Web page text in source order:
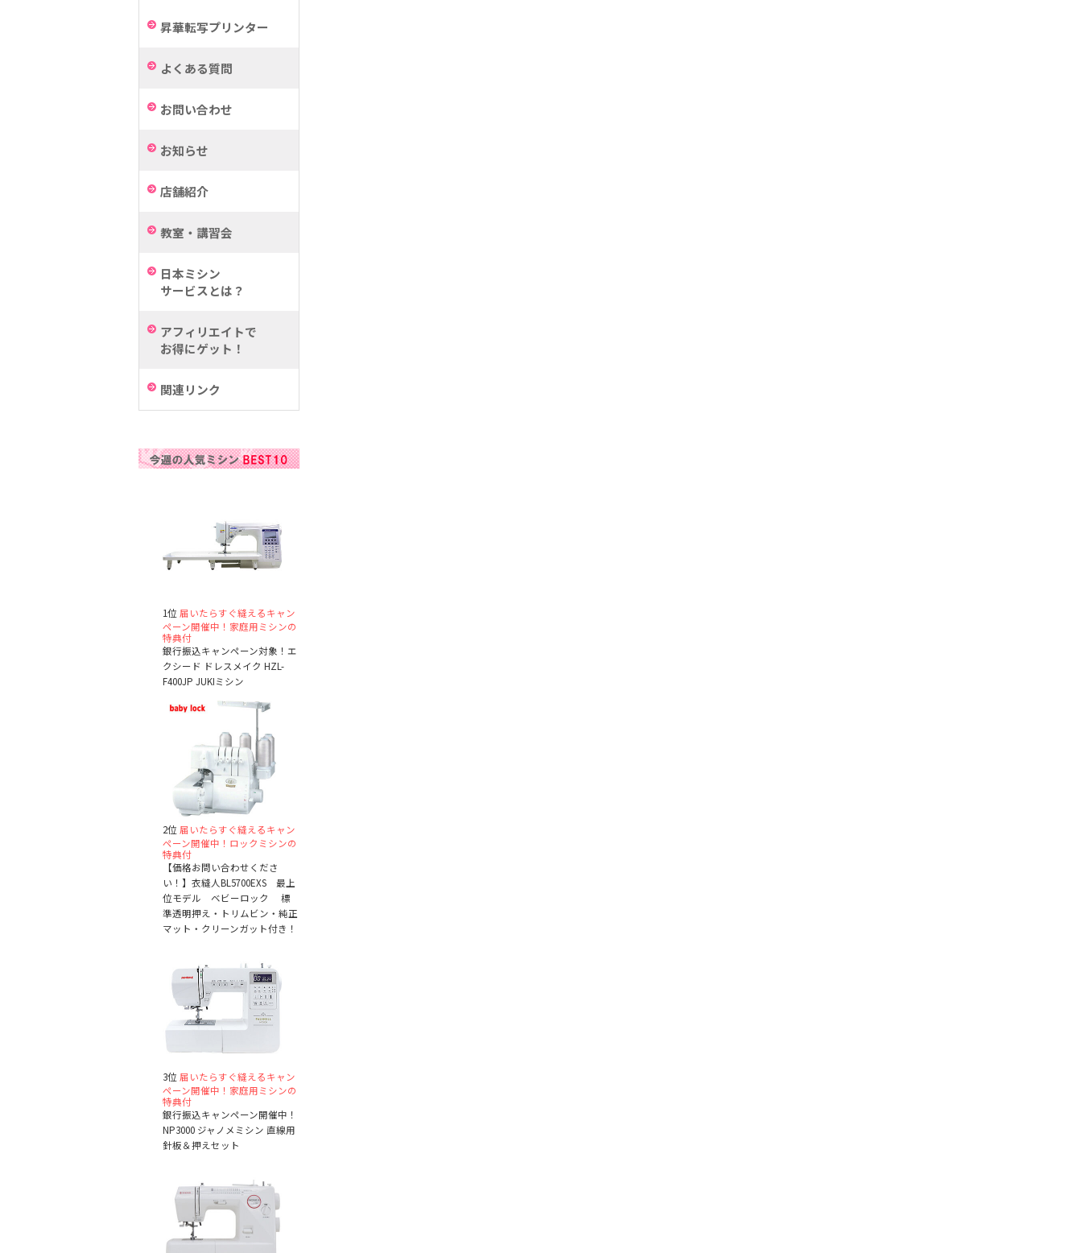
昇華転写プリンター
よくある質問
お問い合わせ
お知らせ
店舗紹介
教室・講習会
日本ミシン
サービスとは？
アフィリエイトで
お得にゲット！
関連リンク
1位 届いたらすぐ縫えるキャン
ペーン開催中！家庭用ミシンの
特典付
銀行振込キャンペーン対象！エ
クシード ドレスメイク HZL-
F400JP JUKIミシン
2位 届いたらすぐ縫えるキャン
ペーン開催中！ロックミシンの
特典付
【価格お問い合わせくださ
い！】衣縫人BL5700EXS 最上
位モデル ベビーロック 標
準透明押え・トリムビン・純正
マット・クリーンガット付き！
3位 届いたらすぐ縫えるキャン
ペーン開催中！家庭用ミシンの
特典付
銀行振込キャンペーン開催中！
NP3000 ジャノメミシン 直線用
針板＆押えセット